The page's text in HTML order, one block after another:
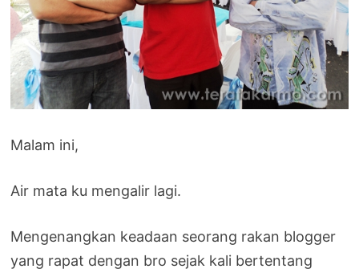
Malam ini,
Air mata ku mengalir lagi.
Mengenangkan keadaan seorang rakan blogger
yang rapat dengan bro sejak kali bertentang